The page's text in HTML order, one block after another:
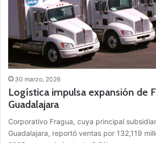
30 marzo, 2026
Logística impulsa expansión de
Guadalajara
Corporativo Fragua, cuya principal
Guadalajara, reportó ventas por 132,119